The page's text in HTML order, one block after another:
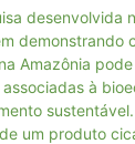
desenvolvida
demonstrando
Amazônia
à
um produto